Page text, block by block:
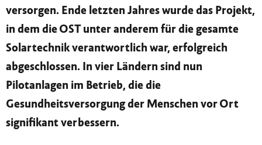
versorgen. Ende letzten Jahres wurde das Projekt,
in dem die OST unter anderem für die gesamte
Solartechnik verantwortlich war, erfolgreich
abgeschlossen. In vier Ländern sind nun
Pilotanlagen im Betrieb, die die
Gesundheitsversorgung der Menschen vor Ort
signifikant verbessern.